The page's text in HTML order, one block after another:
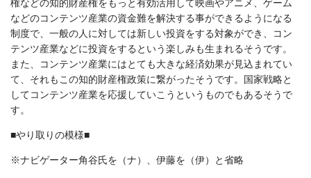
権などの知的財産権をもっと有効活用して映画やアニメ、ゲーム
などのコンテンツ産業の資金難を解決する事ができるようになる
制度で、一般の人に対しては新しい投資をする対象ができ、コン
テンツ産業などに投資をするという楽しみも生まれるそうです。
また、コンテンツ産業にはとても大きな経済効果が見込まれてい
て、それもこの知的財産権政策に繋がったそうです。国家戦略と
してコンテンツ産業を応援していこうというものでもあるそうで
す。
■やり取りの模様■
※ナビゲーター角谷氏を（ナ）、伊藤を（伊）と省略